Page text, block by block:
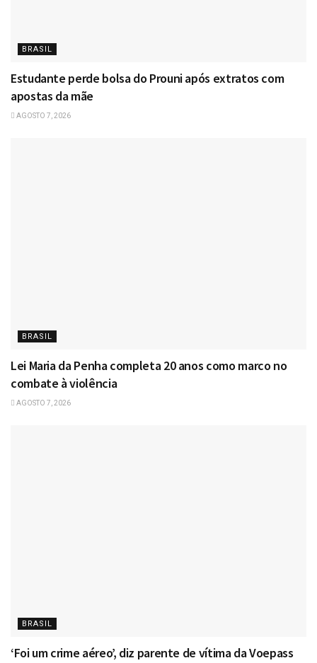
BRASIL
Estudante perde bolsa do Prouni após extratos com
apostas da mãe
AGOSTO 7, 2026
BRASIL
Lei Maria da Penha completa 20 anos como marco no
combate à violência
AGOSTO 7, 2026
BRASIL
‘Foi um crime aéreo’, diz parente de vítima da Voepass